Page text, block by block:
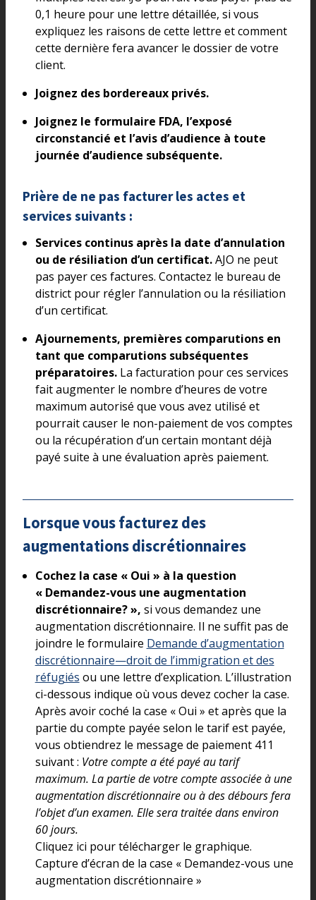
0,1 heure pour une lettre détaillée, si vous
expliquez les raisons de cette lettre et comment
cette dernière fera avancer le dossier de votre
client.
Joignez des bordereaux privés.
Joignez le formulaire FDA, l’exposé
circonstancié et l’avis d’audience à toute
journée d’audience subséquente.
Prière de ne pas facturer les actes et
services suivants :
Services continus après la date d’annulation
ou de résiliation d’un certificat.AJO ne peut
pas payer ces factures. Contactez le bureau de
district pour régler l’annulation ou la résiliation
d’un certificat.
Ajournements, premières comparutions en
tant que comparutions subséquentes
préparatoires.La facturation pour ces services
fait augmenter le nombre d’heures de votre
maximum autorisé que vous avez utilisé et
pourrait causer le non-paiement de vos comptes
ou la récupération d’un certain montant déjà
payé suite à une évaluation après paiement.
Lorsque vous facturez des
augmentations discrétionnaires
Cochez la case « Oui » à la question
« Demandez-vous une augmentation
discrétionnaire? », si vous demandez une
augmentation discrétionnaire. Il ne suffit pas de
joindre le formulaire Demande d’augmentation
discrétionnaire—droit de l’immigration et des
réfugiés ou une lettre d’explication. L’illustration
ci-dessous indique où vous devez cocher la case.
Après avoir coché la case « Oui » et après que la
partie du compte payée selon le tarif est payée,
vous obtiendrez le message de paiement 411
suivant : Votre compte a été payé au tarif
maximum. La partie de votre compte associée à une
augmentation discrétionnaire ou à des débours fera
l’objet d’un examen. Elle sera traitée dans environ
60 jours.
Cliquez ici pour télécharger le graphique.
Capture d’écran de la case « Demandez-vous une
augmentation discrétionnaire »